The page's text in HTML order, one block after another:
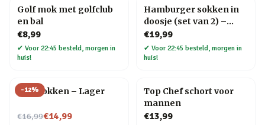
Golf mok met golfclub
en bal
€8,99
✔ Voor 22:45 besteld, morgen in
huis!
Hamburger sokken in
doosje (set van 2) –
Maat 41 t/m 45
€19,99
✔ Voor 22:45 besteld, morgen in
huis!
-12%
Bier sokken – Lager
€16,99
Nu voor€14,99
Top Chef schort voor
mannen
€13,99